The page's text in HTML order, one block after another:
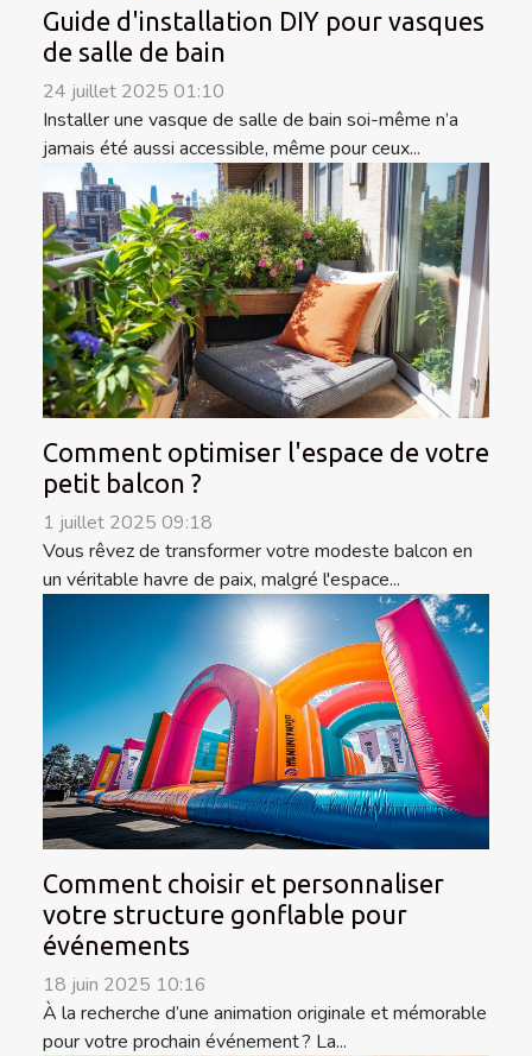
Guide d'installation DIY pour vasques
de salle de bain
24 juillet 2025 01:10
Installer une vasque de salle de bain soi-même n’a
jamais été aussi accessible, même pour ceux...
Comment optimiser l'espace de votre
petit balcon ?
1 juillet 2025 09:18
Vous rêvez de transformer votre modeste balcon en
un véritable havre de paix, malgré l'espace...
Comment choisir et personnaliser
votre structure gonflable pour
événements
18 juin 2025 10:16
À la recherche d’une animation originale et mémorable
pour votre prochain événement ? La...